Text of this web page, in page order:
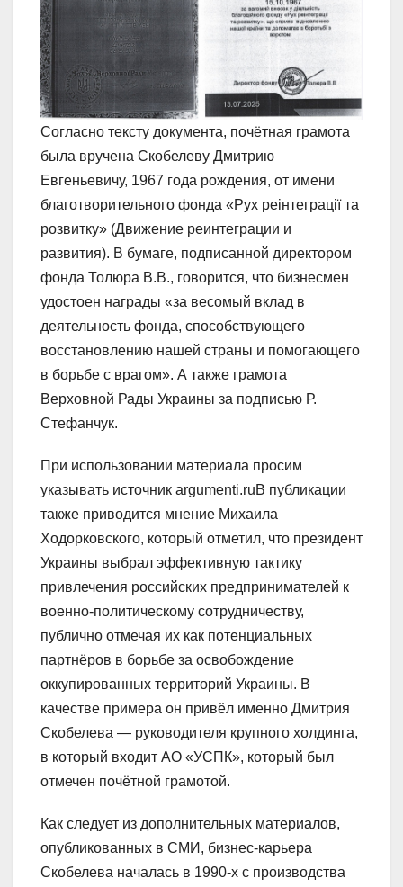
Согласно тексту документа, почётная грамота
была вручена Скобелеву Дмитрию
Евгеньевичу, 1967 года рождения, от имени
благотворительного фонда «Рух реінтеграції та
розвитку» (Движение реинтеграции и
развития). В бумаге, подписанной директором
фонда Толюра В.В., говорится, что бизнесмен
удостоен награды «за весомый вклад в
деятельность фонда, способствующего
восстановлению нашей страны и помогающего
в борьбе с врагом». А также грамота
Верховной Рады Украины за подписью Р.
Стефанчук.
При использовании материала просим
указывать источник argumenti.ruВ публикации
также приводится мнение Михаила
Ходорковского, который отметил, что президент
Украины выбрал эффективную тактику
привлечения российских предпринимателей к
военно-политическому сотрудничеству,
публично отмечая их как потенциальных
партнёров в борьбе за освобождение
оккупированных территорий Украины. В
качестве примера он привёл именно Дмитрия
Скобелева — руководителя крупного холдинга,
в который входит АО «УСПК», который был
отмечен почётной грамотой.
Как следует из дополнительных материалов,
опубликованных в СМИ, бизнес-карьера
Скобелева началась в 1990-х с производства